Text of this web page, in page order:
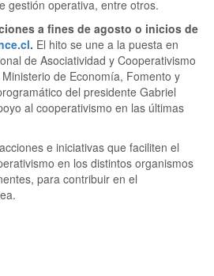
gestión operativa, entre otros.
a fines de agosto o inicios de
. El hito se une a la puesta en
de Asociatividad y Cooperativismo
de Economía, Fomento y
del presidente Gabriel
al cooperativismo en las últimas
e iniciativas que faciliten el
en los distintos organismos
para contribuir en el